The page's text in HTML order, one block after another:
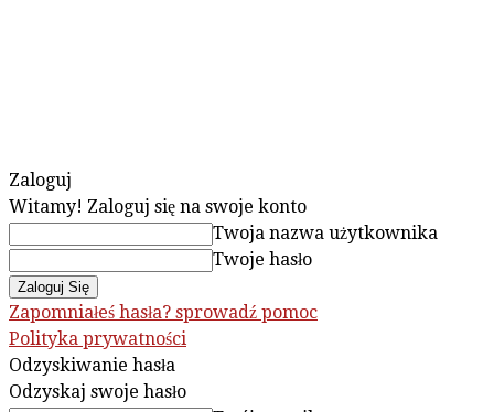
Zaloguj
Witamy! Zaloguj się na swoje konto
Twoja nazwa użytkownika
Twoje hasło
Zapomniałeś hasła? sprowadź pomoc
Polityka prywatności
Odzyskiwanie hasła
Odzyskaj swoje hasło